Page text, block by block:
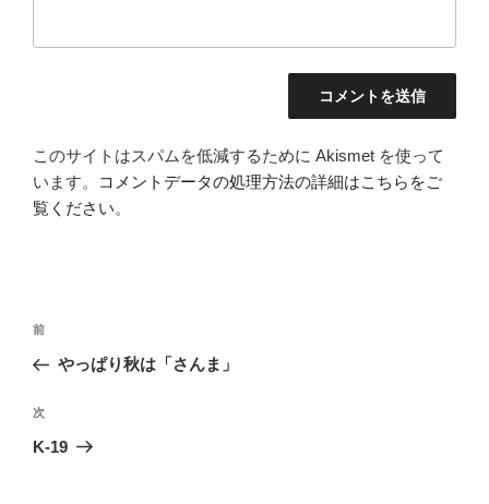
このサイトはスパムを低減するために Akismet を使って
います。
コメントデータの処理方法の詳細はこちらをご
覧ください。
投
ナ
ビ
ゲ
前
の
稿
前
やっぱり秋は「さんま」
次
の
次
K-19